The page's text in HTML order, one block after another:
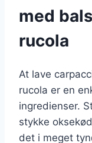
med
rucola
At lave
rucola er en
ingredienser.
stykke
det i meget